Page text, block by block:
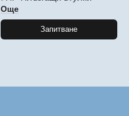
Още
Запитване